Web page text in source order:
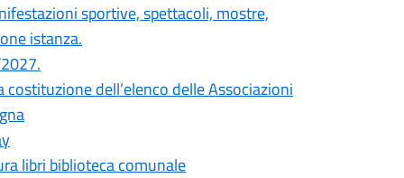
sportive, spettacoli, mostre,
istanza.
dell’elenco delle Associazioni
libri biblioteca comunale